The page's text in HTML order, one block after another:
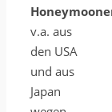
v.a. aus
den USA
und aus
Japan